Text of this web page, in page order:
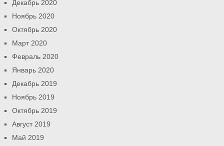
Декабрь 2020
Ноябрь 2020
Октябрь 2020
Март 2020
Февраль 2020
Январь 2020
Декабрь 2019
Ноябрь 2019
Октябрь 2019
Август 2019
Май 2019